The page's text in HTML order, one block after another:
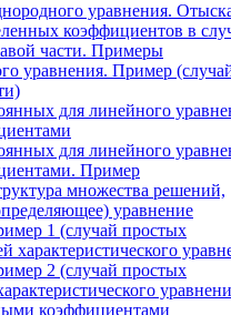
уравнения.
коэффициентов в
части. Примеры
уравнения. Пример
для линейного
для линейного
Пример
множества решений,
уравнение
1 (случай простых
характеристического
2 (случай простых
коэффициентами